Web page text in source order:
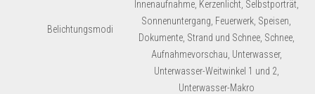
Belichtungsmodi
Innenaufnahme, Kerzenlicht, Selbstporträt,
Sonnenuntergang, Feuerwerk, Speisen,
Dokumente, Strand und Schnee, Schnee,
Aufnahmevorschau, Unterwasser,
Unterwasser-Weitwinkel 1 und 2,
Unterwasser-Makro